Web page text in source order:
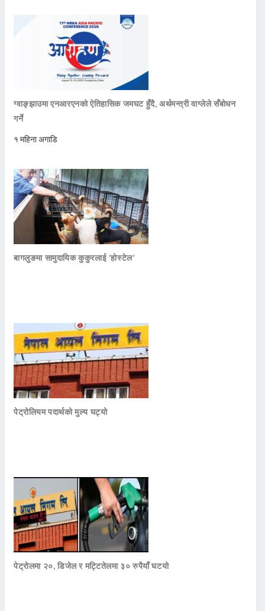
ग्वाङ्झाउमा एनआरएनको ऐतिहासिक जमघट हुँदै, अर्थमन्त्री वाग्लेले सँबोधन
गर्ने
१ महिना अगाडि
बागलुङमा सामुदायिक कुकुरलाई ‘होस्टेल’
पेट्रोलियम पदार्थको मुल्य घट्यो
पेट्रोलमा २०, डिजेल र मट्टितेलमा ३० रुपैयाँ घटयो